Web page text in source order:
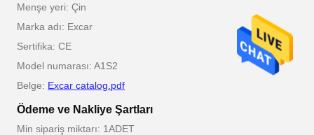
Menşe yeri: Çin
Marka adı: Excar
Sertifika: CE
Model numarası: A1S2
Belge: Excar catalog.pdf
Ödeme ve Nakliye Şartları
Min sipariş miktarı: 1ADET